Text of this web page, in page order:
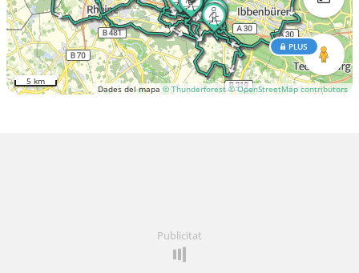
Dades del mapa© Thunderforest © OpenStreetMap contributors
PLUS
5 km
Publicitat